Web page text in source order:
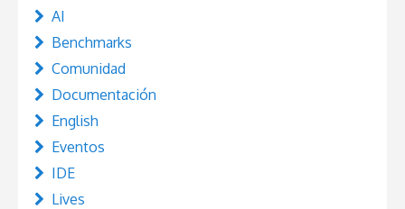
AI
Benchmarks
Comunidad
Documentación
English
Eventos
IDE
Lives